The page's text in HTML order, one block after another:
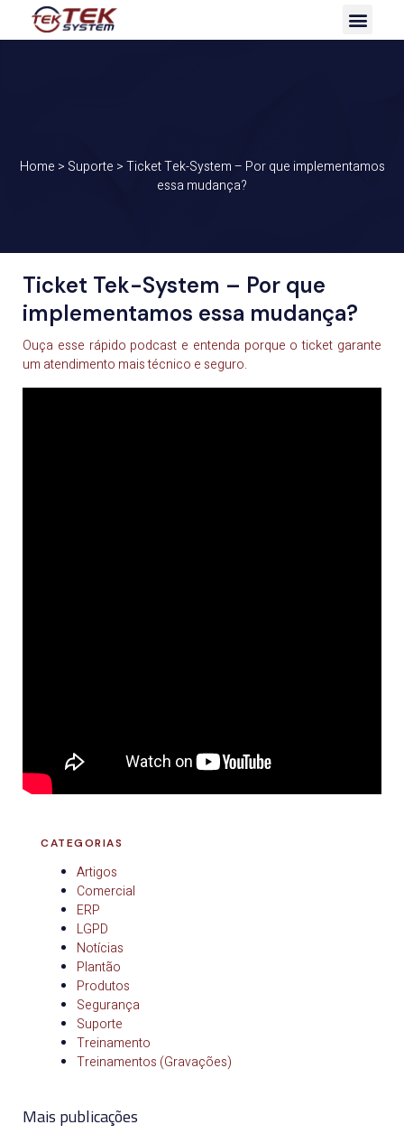
Home > Suporte >Ticket Tek-System – Por que implementamos
essa mudança?
Ticket Tek-System – Por que
implementamos essa mudança?
Ouça esse rápido podcast e entenda porque o ticket garante
um atendimento mais técnico e seguro.
CATEGORIAS
Artigos
Comercial
ERP
LGPD
Notícias
Plantão
Produtos
Segurança
Suporte
Treinamento
Treinamentos (Gravações)
Mais publicações